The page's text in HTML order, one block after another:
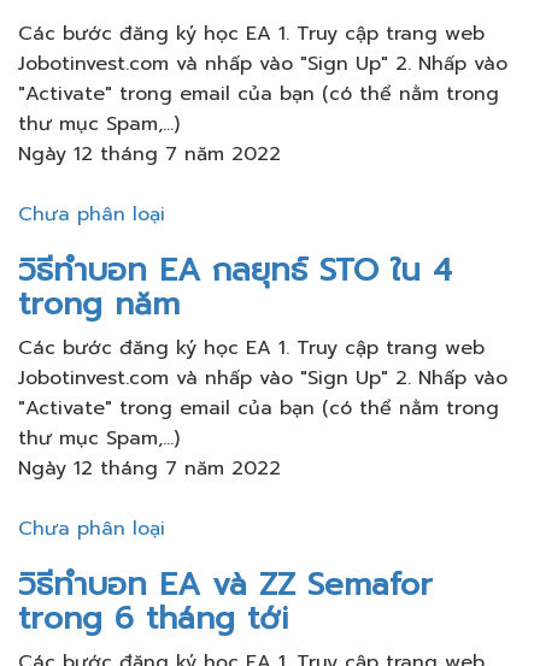
Các bước đăng ký học EA 1. Truy cập trang web
Jobotinvest.com và nhấp vào "Sign Up" 2. Nhấp vào
"Activate" trong email của bạn (có thể nằm trong
thư mục Spam,...)
Ngày 12 tháng 7 năm 2022
Chưa phân loại
วิธีทำบอท EA กลยุทธ์ STO ใน 4
trong năm
Các bước đăng ký học EA 1. Truy cập trang web
Jobotinvest.com và nhấp vào "Sign Up" 2. Nhấp vào
"Activate" trong email của bạn (có thể nằm trong
thư mục Spam,...)
Ngày 12 tháng 7 năm 2022
Chưa phân loại
วิธีทำบอท EA và ZZ Semafor
trong 6 tháng tới